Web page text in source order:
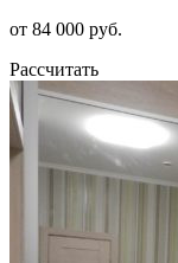
от 84 000 руб.
Рассчитать